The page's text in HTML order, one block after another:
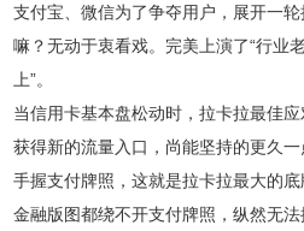
支付宝、微信为了争夺用户，展开一
嘛？无动于衷看戏。完美上演了“行业
上”。
当信用卡基本盘松动时，拉卡拉最佳
获得新的流量入口，尚能坚持的更久一
手握支付牌照，这就是拉卡拉最大的
金融版图都绕不开支付牌照，纵然无